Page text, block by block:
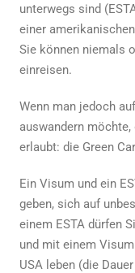
unterwegs sind
einer
Sie können niemals
einreisen.
Wenn man jedoch
auswandern
erlaubt: die Green
Ein Visum und ein
geben, sich auf
einem ESTA dürfen
und mit einem
USA leben (die